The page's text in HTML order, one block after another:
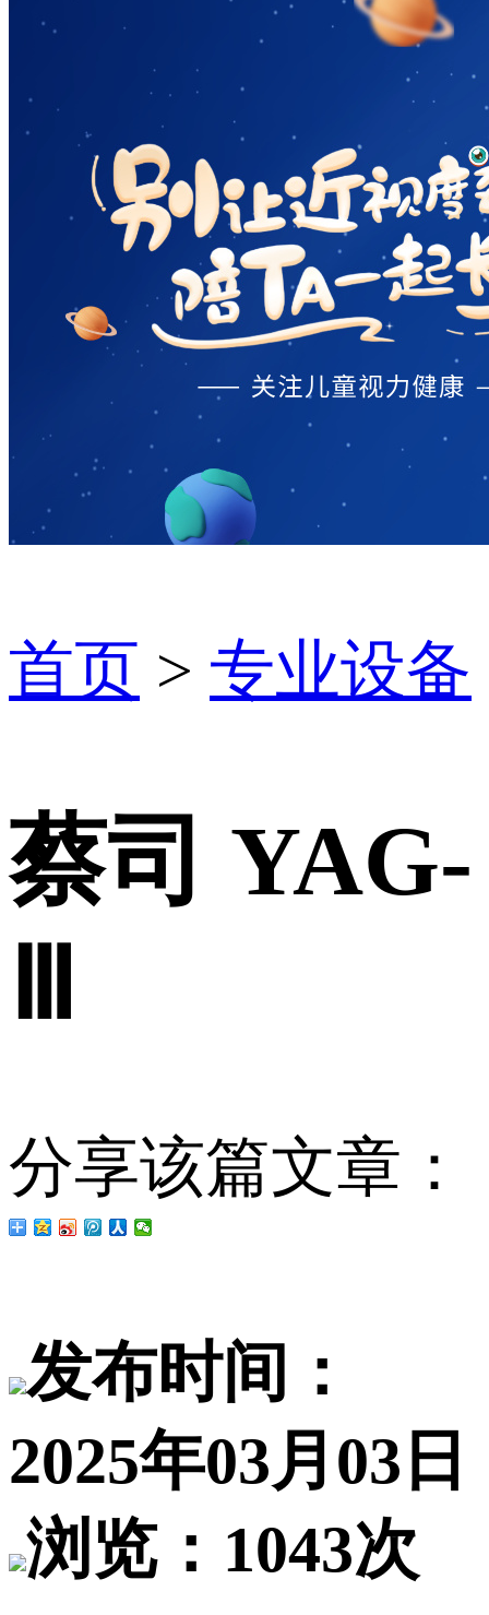
首页 > 专业设备
蔡司 YAG-
分享该篇文章：
发布时间：
2025年03月03日
浏览：1043次